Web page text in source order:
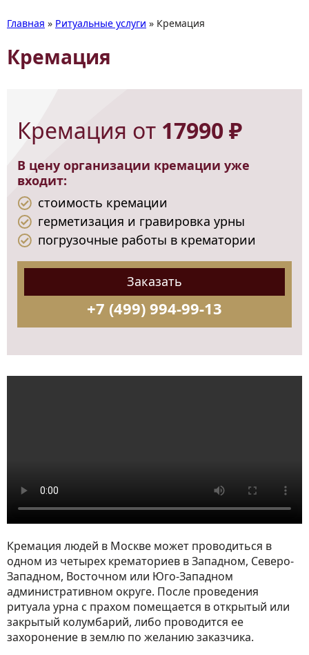
Главная » Ритуальные услуги » Кремация
Кремация
Кремация от 17990 ₽
В цену организации кремации уже
входит:
стоимость кремации
герметизация и гравировка урны
погрузочные работы в крематории
Заказать
+7 (499) 994-99-13
Кремация людей в Москве может проводиться в
одном из четырех крематориев в Западном, Северо-
Западном, Восточном или Юго-Западном
административном округе. После проведения
ритуала урна с прахом помещается в открытый или
закрытый колумбарий, либо проводится ее
захоронение в землю по желанию заказчика.